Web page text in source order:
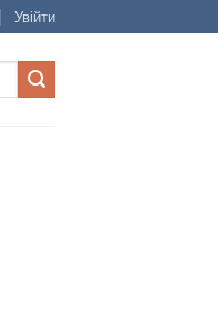
Увійти